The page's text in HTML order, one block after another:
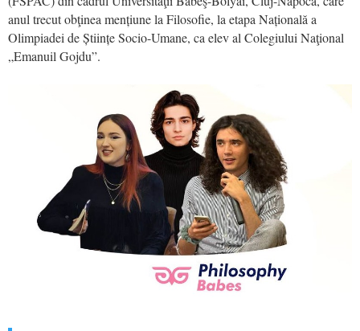
anul trecut obţinea mențiune la Filosofie, la etapa Națională a
Olimpiadei de Științe Socio-Umane, ca elev al Colegiului Naţional
„Emanuil Gojdu”.